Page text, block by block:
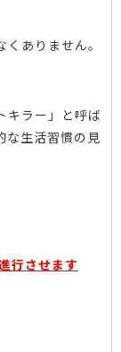
ありません。
キラー」と呼ば
な生活習慣の見
行させます